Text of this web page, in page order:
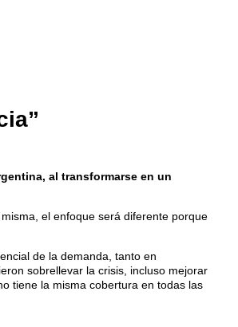
al transformarse en un
el enfoque será diferente porque
de la demanda, tanto en
sobrellevar la crisis, incluso mejorar
tiene la misma cobertura en todas las